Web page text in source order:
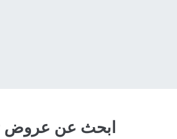
ابحث عن عروض